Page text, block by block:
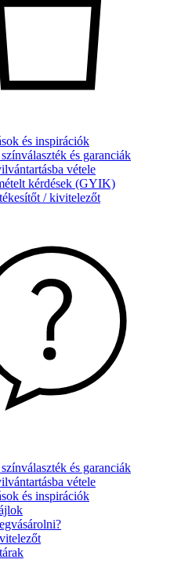
és inspirációk
és garanciák
vétele
kérdések (GYIK)
/ kivitelezőt
és garanciák
vétele
és inspirációk